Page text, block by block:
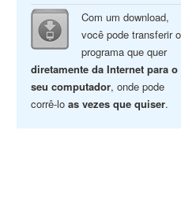
Com um download,
você pode transferir o
programa que quer
diretamente da Internet para o
seu computador, onde pode
corrê-lo as vezes que quiser.